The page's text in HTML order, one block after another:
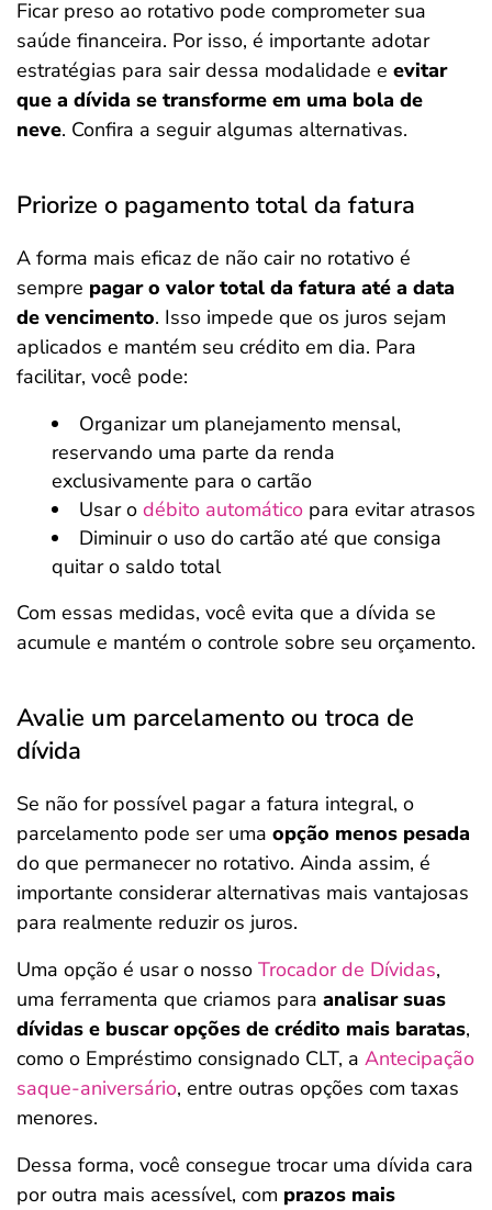
Ficar preso ao rotativo pode comprometer sua
saúde financeira. Por isso, é importante adotar
estratégias para sair dessa modalidade e evitar
que a dívida se transforme em uma bola de
neve. Confira a seguir algumas alternativas.
Priorize o pagamento total da fatura
A forma mais eficaz de não cair no rotativo é
sempre pagar o valor total da fatura até a data
de vencimento. Isso impede que os juros sejam
aplicados e mantém seu crédito em dia. Para
facilitar, você pode:
Organizar um planejamento mensal,
reservando uma parte da renda
exclusivamente para o cartão
Usar o débito automático para evitar atrasos
Diminuir o uso do cartão até que consiga
quitar o saldo total
Com essas medidas, você evita que a dívida se
acumule e mantém o controle sobre seu orçamento.
Avalie um parcelamento ou troca de
dívida
Se não for possível pagar a fatura integral, o
parcelamento pode ser uma opção menos pesada
do que permanecer no rotativo. Ainda assim, é
importante considerar alternativas mais vantajosas
para realmente reduzir os juros.
Uma opção é usar o nosso Trocador de Dívidas,
uma ferramenta que criamos para analisar suas
dívidas e buscar opções de crédito mais baratas,
como o Empréstimo consignado CLT, a Antecipação
saque-aniversário, entre outras opções com taxas
menores.
Dessa forma, você consegue trocar uma dívida cara
por outra mais acessível, com prazos mais